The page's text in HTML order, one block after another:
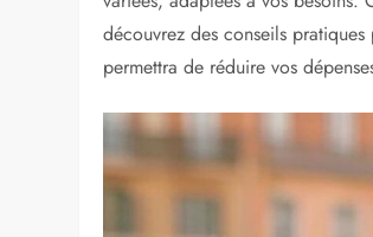
découvrez des conseils
permettra de réduire vos